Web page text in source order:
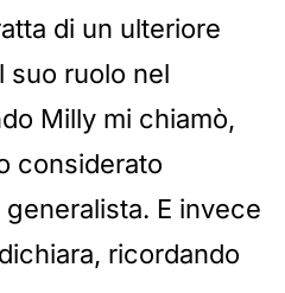
di un ulteriore
suo ruolo nel
Milly mi chiamò,
considerato
E invece
ricordando